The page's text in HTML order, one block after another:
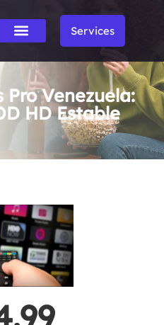
Services
Pro Venezuela:
HD Estable